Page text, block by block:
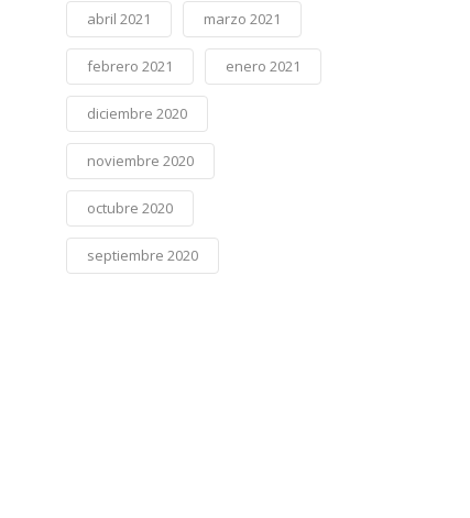
abril 2021 marzo 2021
febrero 2021 enero 2021
diciembre 2020
noviembre 2020
octubre 2020
septiembre 2020